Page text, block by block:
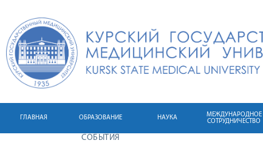
ГЛАВНАЯ ОБРАЗОВАНИЕ НАУКА
МЕЖДУНАРОДНОЕ
СОТРУДНИЧЕСТВО
СОБЫТИЯ